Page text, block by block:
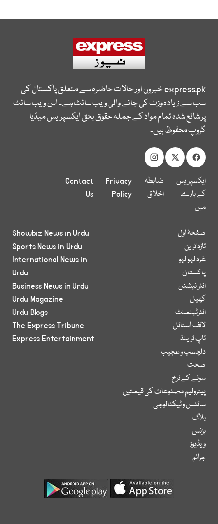
express.pkخبروں اور حالات حاضرہ سے متعلق پاکستان کی
سب سے زیادہ وزٹ کی جانے والی ویب سائٹ ہے۔ اس ویب سائٹ
پر شائع شدہ تمام مواد کے جملہ حقوق بحق ایکسپریس میڈیا
گروپ محفوظ ہیں۔
ایکسپریس
کے بارے
میں
ضابطہ
اخلاق
Privacy
Policy
Contact
Us
صفحۂ اول
تازہ ترین
غزہ لہو لہو
پاکستان
انٹر نیشنل
کھیل
انٹرٹینمنٹ
لائف اسٹائل
ٹاپ ٹرینڈ
دلچسپ و عجیب
صحت
سونے کے نرخ
پیٹرولیم مصنوعات کی قیمتیں
سائنس و ٹیکنالوجی
بلاگ
بزنس
ویڈیوز
جرائم
Showbiz News in Urdu
Sports News in Urdu
International News in
Urdu
Business News in Urdu
Urdu Magazine
Urdu Blogs
The Express Tribune
Express Entertainment